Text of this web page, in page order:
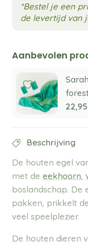
*Bestel je een
de levertijd van
Aanbevolen
22,95
Beschrijving
De houten egel
met de eekhoorn,
boslandschap. De
pakken, prikkelt
veel speelplezier.
De houten dieren